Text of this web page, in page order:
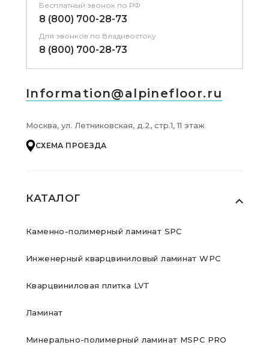
КАТАЛОГ
Каменно-полимерный ламинат SPC
Инженерный кварцвиниловый ламинат WPC
Кварцвиниловая плитка LVT
Ламинат
Минерально-полимерный ламинат MSPC PRO
Бесплатный звонок по РФ
8 (800) 700-28-73
Для звонков по Владивостоку
8 (800) 700-28-73
Information@alpinefloor.ru
Москва, ул. Летниковская, д.2, стр.1, 11 этаж
СХЕМА ПРОЕЗДА